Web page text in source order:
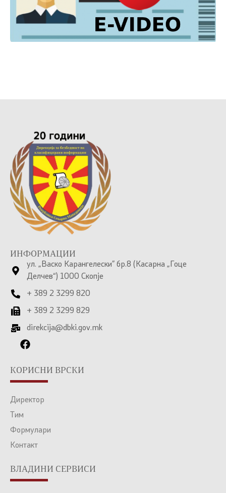
ИНФОРМАЦИИ
ул. „Васко Карангелески” бр.8 (Касарна „Гоце
Делчев“) 1000 Скопје
+ 389 2 3299 820
+ 389 2 3299 829
direkcija@dbki.gov.mk
КОРИСНИ ВРСКИ
Директор
Тим
Формулари
Контакт
ВЛАДИНИ СЕРВИСИ